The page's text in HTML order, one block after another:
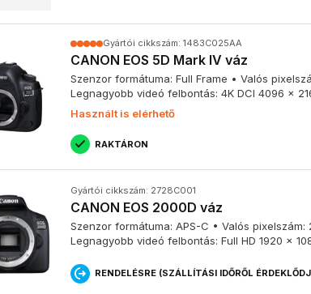
fényképezőgép remek választás kezdő fotósok
köszönhetően könnyen elsajátítható a használatuk, és
tükörreflexes fényképezőgép
szinte kizárólag digitális tükörreflexes
filmes fényképezőgépekkel ellentétben digitális
fényképezőgép videózásra
fényképezőgép rendelkezik kiváló
Gyártói cikkszám: 1483C025AA
CANON EOS 5D Mark IV váz
Szenzor formátuma: Full Frame • Valós
Legnagyobb videó felbontás: 4K DCI 4096 x
Használt is elérhető
RAKTÁRON
Gyártói cikkszám: 2728C001
CANON EOS 2000D váz
Szenzor formátuma: APS-C • Valós pixelszám:
Legnagyobb videó felbontás: Full HD 1920 x
RENDELÉSRE (SZÁLLÍTÁSI IDŐRŐL